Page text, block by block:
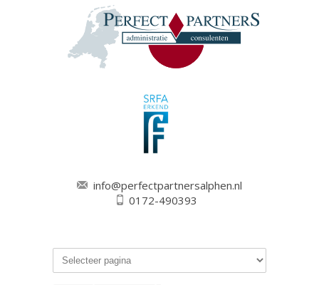
info@perfectpartnersalphen.nl
0172-490393